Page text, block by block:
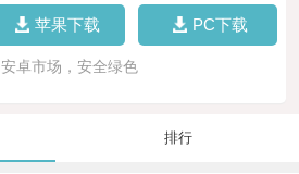
苹果下载 PC下载
安卓市场，安全绿色
排行